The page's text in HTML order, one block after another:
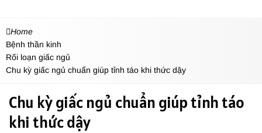
Home
Bệnh thần kinh
Rối loạn giấc ngủ
Chu kỳ giấc ngủ chuẩn giúp tỉnh táo khi thức dậy
Chu kỳ giấc ngủ chuẩn giúp tỉnh táo
khi thức dậy